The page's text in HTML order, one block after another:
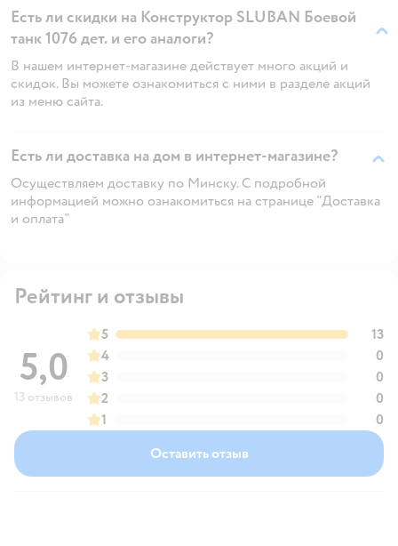
Есть ли скидки на Конструктор SLUBAN Боевой
танк 1076 дет. и его аналоги?
В нашем интернет-магазине действует много акций и
скидок. Вы можете ознакомиться с ними в разделе акций
из меню сайта.
Есть ли доставка на дом в интернет-магазине?
Осуществляем доставку по Минску. С подробной
информацией можно ознакомиться на странице "Доставка
и оплата"
Рейтинг и отзывы
5,0
13 отзывов
5
13
4
0
3
0
2
0
1
0
Оставить отзыв